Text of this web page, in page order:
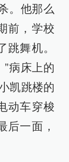
。他那么
前，学校
跳舞机。
病床上的
凯跳楼的
动车穿梭
后一面，